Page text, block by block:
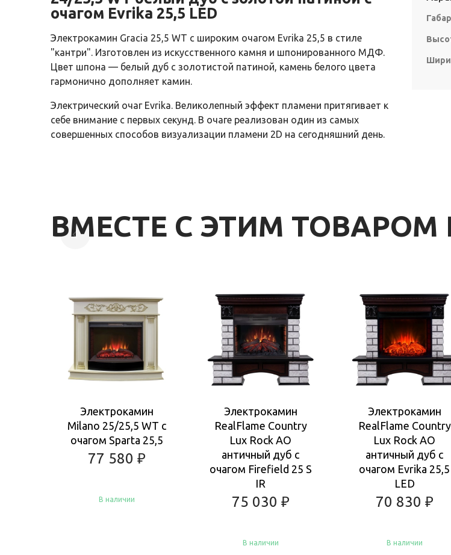
очагом Evrika 25,5 LED
Электрокамин Gracia 25,5 WT с широким очагом Evrika 25,5 в стиле
"кантри". Изготовлен из искусственного камня и шпонированного МДФ.
Цвет шпона — белый дуб с золотистой патиной, камень белого цвета
гармонично дополняет камин.
Электрический очаг Evrika. Великолепный эффект пламени притягивает к
себе внимание с первых секунд. В очаге реализован один из самых
совершенных способов визуализации пламени 2D на сегодняшний день.
ВМЕСТЕ С ЭТИМ
Электрокамин
Milano 25/25,5 WT с
очагом Sparta 25,5
77 580 ₽
В наличии
Электрокамин
RealFlame Country
Lux Rock AO
античный дуб с
очагом Firefield 25 S
IR
75 030 ₽
В наличии
Электрокамин
RealFlame Country
Lux Rock AO
античный дуб с
очагом Evrika 25,5
LED
70 830 ₽
В наличии